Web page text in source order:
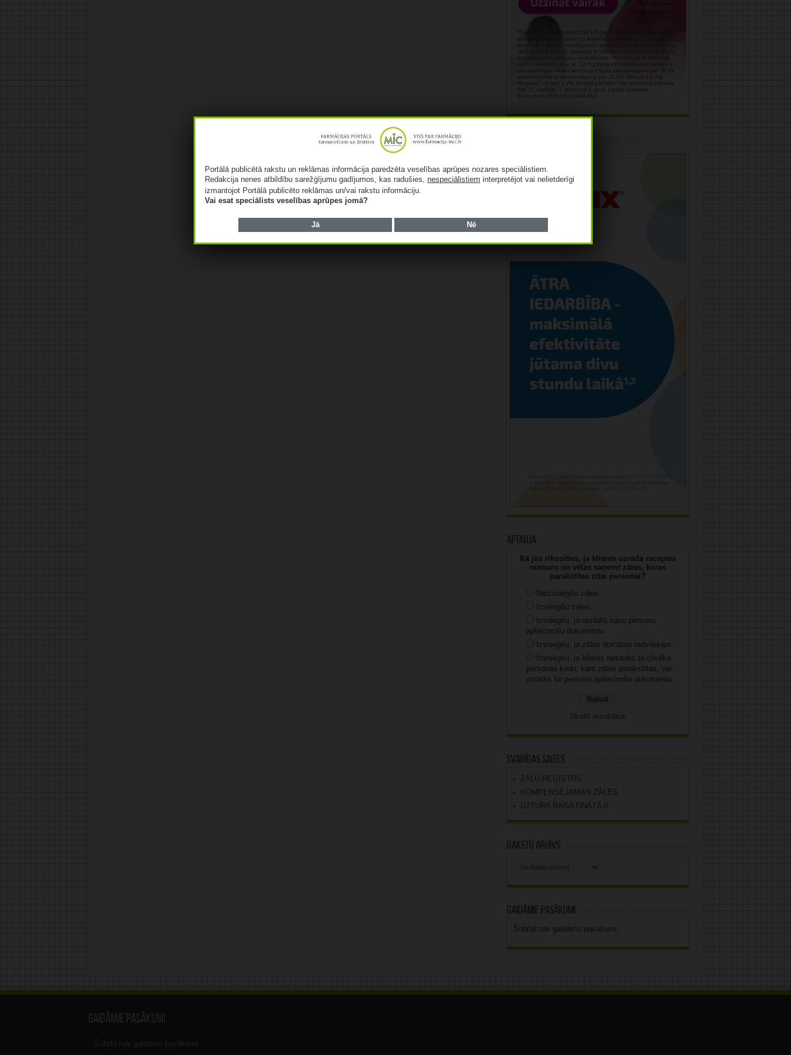
Aptauja
Kā jūs rīkosities, ja klients uzrāda receptes
numuru un vēlas saņemt zāles, kuras
parakstītas citai personai?
Neizsniegšu zāles.
Izsniegšu zāles.
Izsniegšu, ja uzrādīs savu personu
apliecinošu dokumentu.
Izsniegšu, ja zāles domātas radiniekam.
Izsniegšu, ja klients nosauks tā cilvēka
personas kodu, kam zāles parakstītas, vai
uzrādīs šo personu apliecinošu dokumentu.
Skatīt rezultātus
Svarīgas saites
ZĀĻU REĢISTRS
KOMPENSĒJAMĀS ZĀLES
UZTURA BAGĀTINĀTĀJI
Rakstu arhīvs
Gaidāmie pasākumi
Šobrīd nav gaidāmo pasākumi.
Gaidāmie pasākumi
Šobrīd nav gaidāmo pasākumi.
Portālā publicētā rakstu un reklāmas informācija paredzēta veselības aprūpes nozares speciālistiem.
Redakcija nenes atbildību sarežģījumu gadījumos, kas radušies,nespeciālistiem interpretējot vai nelietderīgi
izmantojot Portālā publicēto reklāmas un/vai rakstu informāciju.
Vai esat speciālists veselības aprūpes jomā?
Jā Nē